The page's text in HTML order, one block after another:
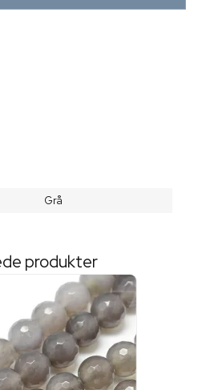
Grå
produkter